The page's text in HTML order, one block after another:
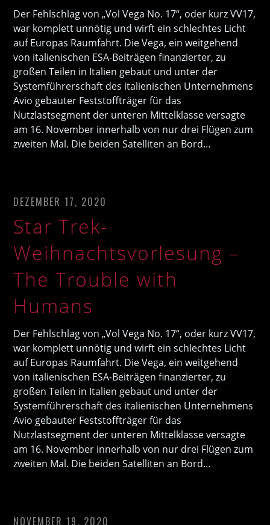
Der Fehlschlag von „Vol Vega No. 17“, oder kurz VV17,
war komplett unnötig und wirft ein schlechtes Licht
auf Europas Raumfahrt. Die Vega, ein weitgehend
von italienischen ESA-Beiträgen finanzierter, zu
großen Teilen in Italien gebaut und unter der
Systemführerschaft des italienischen Unternehmens
Avio gebauter Feststoffträger für das
Nutzlastsegment der unteren Mittelklasse versagte
am 16. November innerhalb von nur drei Flügen zum
zweiten Mal. Die beiden Satelliten an Bord…
DEZEMBER 17, 2020
Star Trek-
Weihnachtsvorlesung –
The Trouble with
Humans
Der Fehlschlag von „Vol Vega No. 17“, oder kurz VV17,
war komplett unnötig und wirft ein schlechtes Licht
auf Europas Raumfahrt. Die Vega, ein weitgehend
von italienischen ESA-Beiträgen finanzierter, zu
großen Teilen in Italien gebaut und unter der
Systemführerschaft des italienischen Unternehmens
Avio gebauter Feststoffträger für das
Nutzlastsegment der unteren Mittelklasse versagte
am 16. November innerhalb von nur drei Flügen zum
zweiten Mal. Die beiden Satelliten an Bord…
NOVEMBER 19, 2020